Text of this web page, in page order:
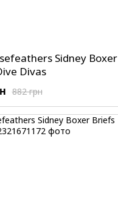
Sidney Boxer
Divas
882 грн